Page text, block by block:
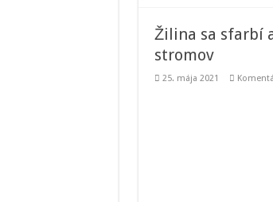
Žilina sa sfarbí
stromov
25. mája 2021